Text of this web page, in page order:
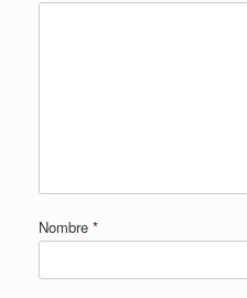
Nombre *